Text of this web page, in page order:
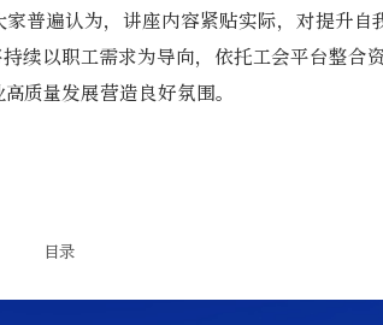
普遍认为，讲座内容紧贴实际，对提升自
续以职工需求为导向，依托工会平台整合
质量发展营造良好氛围。
目录